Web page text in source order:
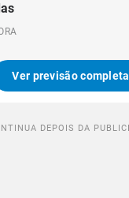
Ver previsão completa